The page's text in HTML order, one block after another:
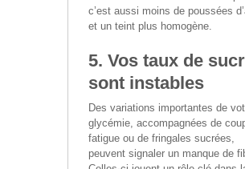
c’est aussi moins de poussées
et un teint plus homogène.
5. Vos taux de
sont instables
Des variations importantes de
glycémie, accompagnées de
fatigue ou de fringales sucrées,
peuvent signaler un manque de